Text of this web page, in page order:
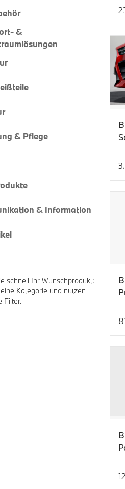
&
& Pflege
& Information
schnell Ihr Wunschprodukt:
Kategorie und nutzen
Filter.